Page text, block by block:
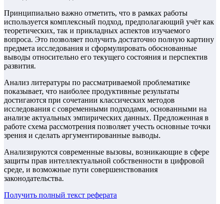
Принципиально важно отметить, что в рамках работы
используется комплексный подход, предполагающий учёт как
теоретических, так и прикладных аспектов изучаемого
вопроса. Это позволяет получить достаточно полную картину
предмета исследования и сформулировать обоснованные
выводы относительно его текущего состояния и перспектив
развития.
Анализ литературы по рассматриваемой проблематике
показывает, что наиболее продуктивные результаты
достигаются при сочетании классических методов
исследования с современными подходами, основанными на
анализе актуальных эмпирических данных. Предложенная в
работе схема рассмотрения позволяет учесть основные точки
зрения и сделать аргументированные выводы.
Анализируются современные вызовы, возникающие в сфере
защиты прав интеллектуальной собственности в цифровой
среде, и возможные пути совершенствования
законодательства.
Получить полный текст реферата